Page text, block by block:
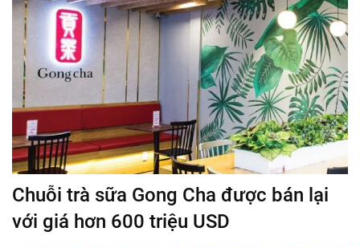
Chuỗi trà sữa Gong Cha được bán lại
với giá hơn 600 triệu USD